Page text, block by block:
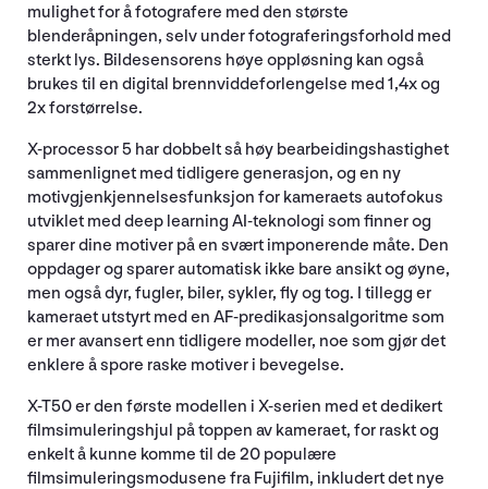
mulighet for å fotografere med den største
blenderåpningen, selv under fotograferingsforhold med
sterkt lys. Bildesensorens høye oppløsning kan også
brukes til en digital brennviddeforlengelse med 1,4x og
2x forstørrelse.
X-processor 5 har dobbelt så høy bearbeidingshastighet
sammenlignet med tidligere generasjon, og en ny
motivgjenkjennelsesfunksjon for kameraets autofokus
utviklet med deep learning AI-teknologi som finner og
sparer dine motiver på en svært imponerende måte. Den
oppdager og sparer automatisk ikke bare ansikt og øyne,
men også dyr, fugler, biler, sykler, fly og tog. I tillegg er
kameraet utstyrt med en AF-predikasjonsalgoritme som
er mer avansert enn tidligere modeller, noe som gjør det
enklere å spore raske motiver i bevegelse.
X-T50 er den første modellen i X-serien med et dedikert
filmsimuleringshjul på toppen av kameraet, for raskt og
enkelt å kunne komme til de 20 populære
filmsimuleringsmodusene fra Fujifilm, inkludert det nye